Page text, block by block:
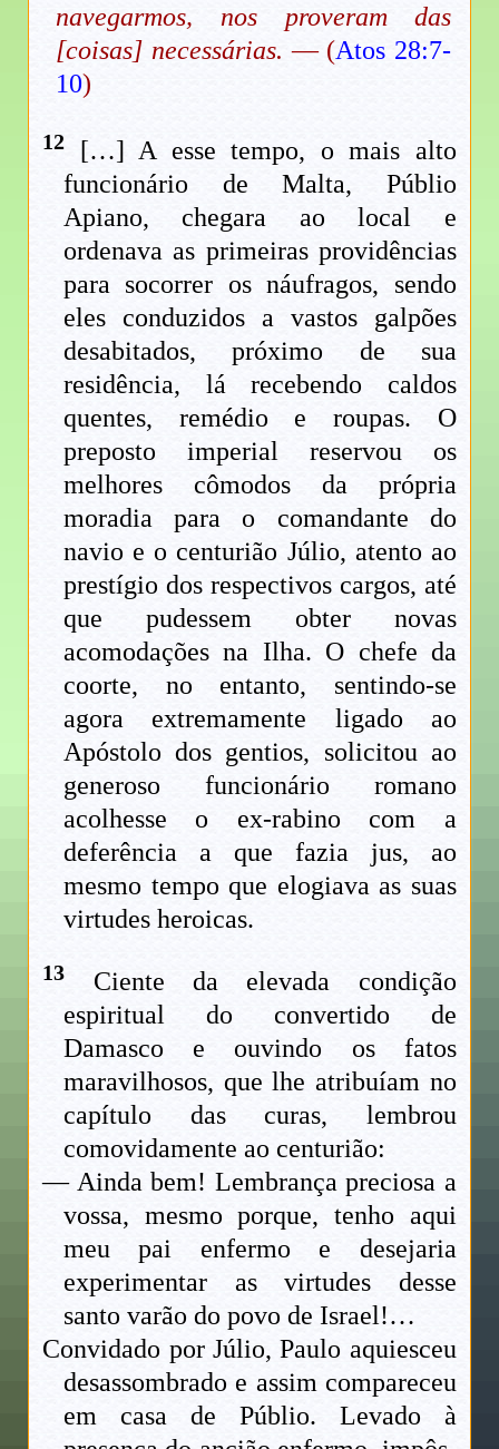
navegarmos, nos proveram das
[coisas] necessárias.— (Atos 28:7-
10)
12 […] A esse tempo, o mais alto
funcionário de Malta, Públio
Apiano, chegara ao local e
ordenava as primeiras providências
para socorrer os náufragos, sendo
eles conduzidos a vastos galpões
desabitados, próximo de sua
residência, lá recebendo caldos
quentes, remédio e roupas. O
preposto imperial reservou os
melhores cômodos da própria
moradia para o comandante do
navio e o centurião Júlio, atento ao
prestígio dos respectivos cargos, até
que pudessem obter novas
acomodações na Ilha. O chefe da
coorte, no entanto, sentindo-se
agora extremamente ligado ao
Apóstolo dos gentios, solicitou ao
generoso funcionário romano
acolhesse o ex-rabino com a
deferência a que fazia jus, ao
mesmo tempo que elogiava as suas
virtudes heroicas.
13 Ciente da elevada condição
espiritual do convertido de
Damasco e ouvindo os fatos
maravilhosos, que lhe atribuíam no
capítulo das curas, lembrou
comovidamente ao centurião:
— Ainda bem! Lembrança preciosa a
vossa, mesmo porque, tenho aqui
meu pai enfermo e desejaria
experimentar as virtudes desse
santo varão do povo de Israel!…
Convidado por Júlio, Paulo aquiesceu
desassombrado e assim compareceu
em casa de Públio. Levado à